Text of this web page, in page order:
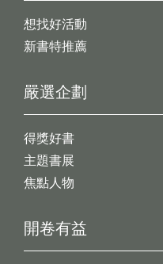
想找好活動
新書特推薦
開卷有益
嚴選企劃
得獎好書
主題書展
焦點人物